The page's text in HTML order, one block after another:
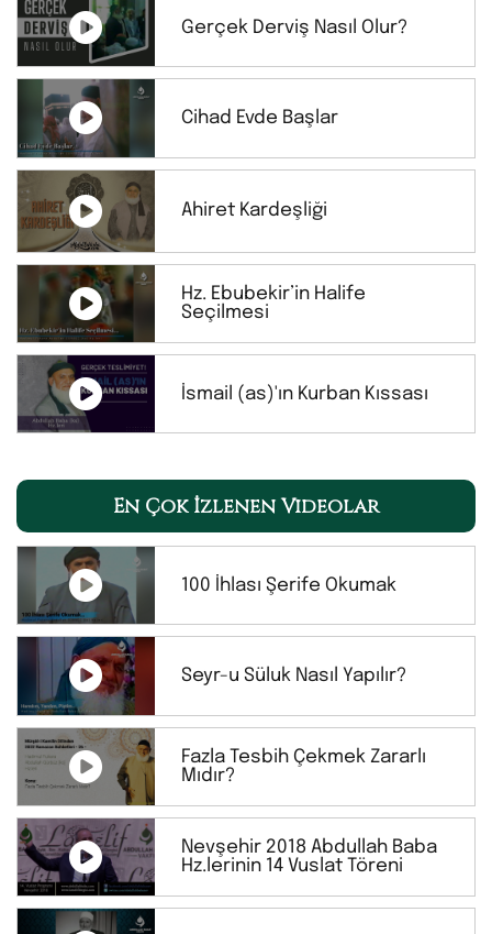
Gerçek Derviş Nasıl Olur?
Cihad Evde Başlar
Ahiret Kardeşliği
Hz. Ebubekir’in Halife
Seçilmesi
İsmail (as)'ın Kurban Kıssası
En Çok İzlenen Videolar
100 İhlası Şerife Okumak
Seyr-u Süluk Nasıl Yapılır?
Fazla Tesbih Çekmek Zararlı
Mıdır?
Nevşehir 2018 Abdullah Baba
Hz.lerinin 14 Vuslat Töreni